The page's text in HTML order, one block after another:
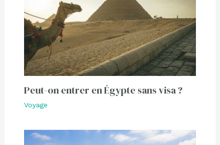
Peut-on entrer en Égypte sans visa ?
Voyage